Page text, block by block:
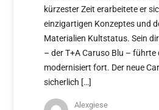
kürzester Zeit erarbeitete er
einzigartigen Konzeptes und
Materialien Kultstatus. Sein
– der T+A Caruso Blu – führte
modernisiert fort. Der neue
sicherlich […]
Alexgiese